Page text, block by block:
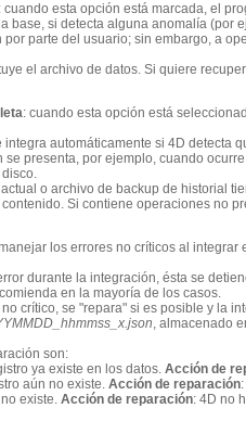
: cuando esta opción está marcada, el
si detecta alguna anomalía (por
parte del usuario; sin embargo, a
el archivo de datos. Si quiere
: cuando esta opción está
automáticamente si 4D detecta
presenta, por ejemplo, cuando
o archivo de backup de historial
Si contiene operaciones no
los errores no críticos al
durante la integración, ésta se
en la mayoría de los casos.
crítico, se "repara" si es posible y la
, almacenado
son:
ya existe en los datos. Acción de
aún no existe. Acción de reparación
existe. Acción de reparación: 4D no